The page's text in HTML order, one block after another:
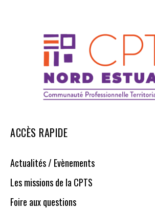
ACCÈS RAPIDE
Actualités / Evènements
Les missions de la CPTS
Foire aux questions